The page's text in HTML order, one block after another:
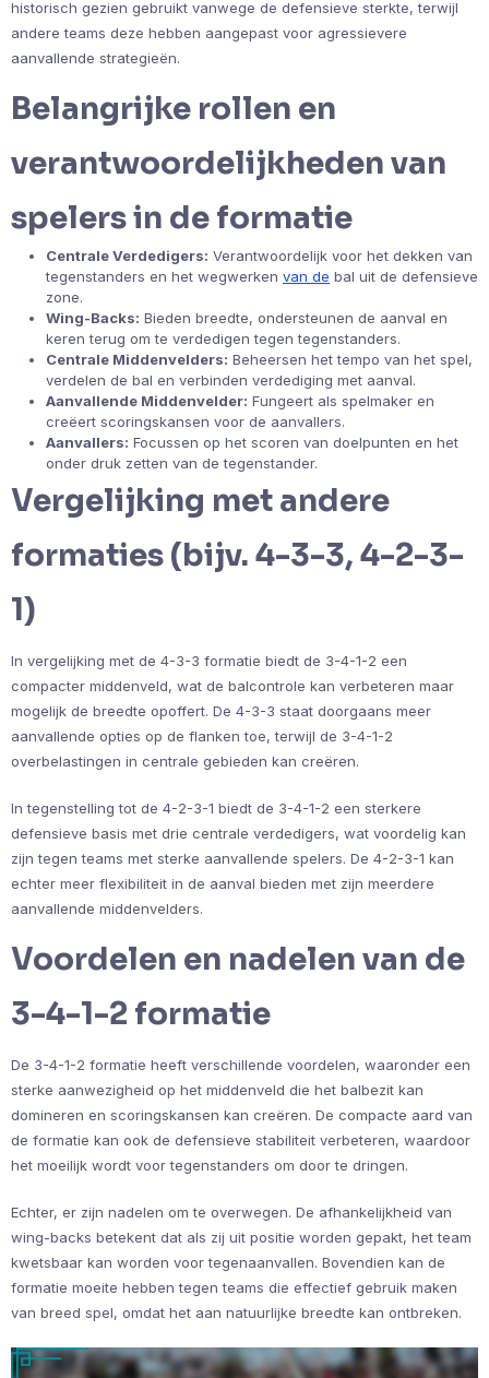
historisch gezien gebruikt vanwege de defensieve sterkte, terwijl
andere teams deze hebben aangepast voor agressievere
aanvallende strategieën.
Belangrijke rollen en
verantwoordelijkheden van
spelers in de formatie
Centrale Verdedigers: Verantwoordelijk voor het dekken van
tegenstanders en het wegwerken van de bal uit de defensieve
zone.
Wing-Backs: Bieden breedte, ondersteunen de aanval en
keren terug om te verdedigen tegen tegenstanders.
Centrale Middenvelders: Beheersen het tempo van het spel,
verdelen de bal en verbinden verdediging met aanval.
Aanvallende Middenvelder: Fungeert als spelmaker en
creëert scoringskansen voor de aanvallers.
Aanvallers: Focussen op het scoren van doelpunten en het
onder druk zetten van de tegenstander.
Vergelijking met andere
formaties (bijv. 4-3-3, 4-2-3-
1)
In vergelijking met de 4-3-3 formatie biedt de 3-4-1-2 een
compacter middenveld, wat de balcontrole kan verbeteren maar
mogelijk de breedte opoffert. De 4-3-3 staat doorgaans meer
aanvallende opties op de flanken toe, terwijl de 3-4-1-2
overbelastingen in centrale gebieden kan creëren.
In tegenstelling tot de 4-2-3-1 biedt de 3-4-1-2 een sterkere
defensieve basis met drie centrale verdedigers, wat voordelig kan
zijn tegen teams met sterke aanvallende spelers. De 4-2-3-1 kan
echter meer flexibiliteit in de aanval bieden met zijn meerdere
aanvallende middenvelders.
Voordelen en nadelen van de
3-4-1-2 formatie
De 3-4-1-2 formatie heeft verschillende voordelen, waaronder een
sterke aanwezigheid op het middenveld die het balbezit kan
domineren en scoringskansen kan creëren. De compacte aard van
de formatie kan ook de defensieve stabiliteit verbeteren, waardoor
het moeilijk wordt voor tegenstanders om door te dringen.
Echter, er zijn nadelen om te overwegen. De afhankelijkheid van
wing-backs betekent dat als zij uit positie worden gepakt, het team
kwetsbaar kan worden voor tegenaanvallen. Bovendien kan de
formatie moeite hebben tegen teams die effectief gebruik maken
van breed spel, omdat het aan natuurlijke breedte kan ontbreken.